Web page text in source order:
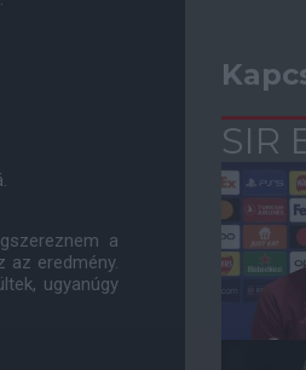
a
az eredmény.
ugyanúgy
SIR